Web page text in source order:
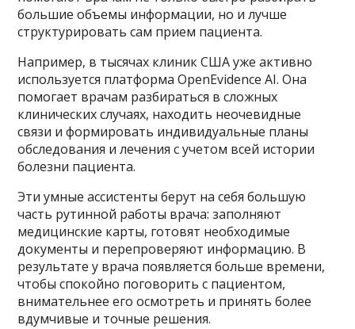
большие объемы информации, но и лучше
структурировать сам прием пациента.
Например, в тысячах клиник США уже активно
используется платформа OpenEvidence AI. Она
помогает врачам разбираться в сложных
клинических случаях, находить неочевидные
связи и формировать индивидуальные планы
обследования и лечения с учетом всей истории
болезни пациента.
Эти умные ассистенты берут на себя большую
часть рутинной работы врача: заполняют
медицинские карты, готовят необходимые
документы и перепроверяют информацию. В
результате у врача появляется больше времени,
чтобы спокойно поговорить с пациентом,
внимательнее его осмотреть и принять более
вдумчивые и точные решения.